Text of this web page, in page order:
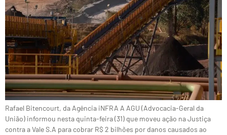
Rafael Bitencourt, da Agência iNFRA A AGU (Advocacia-Geral da
União) informou nesta quinta-feira (31) que moveu ação na Justiça
contra a Vale S.A para cobrar R$ 2 bilhões por danos causados ao